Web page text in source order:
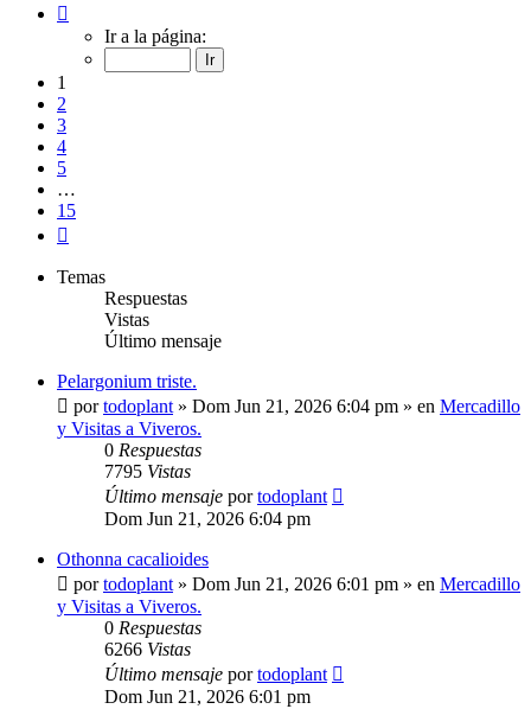
Ir a la página:
1
2
3
4
5
…
15
Temas
Respuestas
Vistas
Último mensaje
Pelargonium triste.
portodoplant » Dom Jun 21, 2026 6:04 pm » en Mercadillo
y Visitas a Viveros.
0 Respuestas
7795 Vistas
Último mensaje portodoplant
Dom Jun 21, 2026 6:04 pm
Othonna cacalioides
portodoplant » Dom Jun 21, 2026 6:01 pm » en Mercadillo
y Visitas a Viveros.
0 Respuestas
6266 Vistas
Último mensaje portodoplant
Dom Jun 21, 2026 6:01 pm